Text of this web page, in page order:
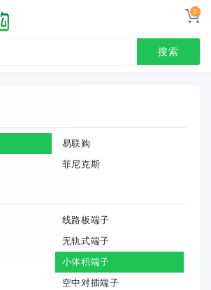
0
搜索
易联购
菲尼克斯
线路板端子
无轨式端子
小体积端子
空中对插端子